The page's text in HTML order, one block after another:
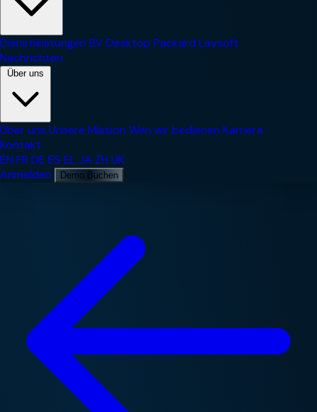
Dienstleistungen BV Desktop Packard Laysoft
Nachrichten
Über uns
Über uns Unsere Mission Wen wir bedienen Karriere
Kontakt
EN FR DE ES ELJA ZH UK
Anmelden
Demo Buchen